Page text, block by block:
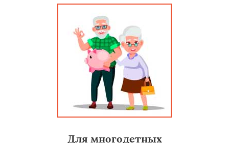
Для многодетных